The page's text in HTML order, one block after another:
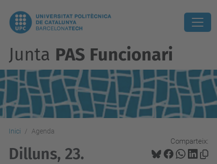
Junta PAS Funcionari
Inici Agenda
Comparteix:
Dilluns, 23.